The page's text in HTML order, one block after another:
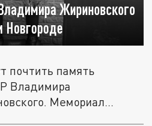
Жириновского
Новгороде
почтить память
Владимира
Мемориал